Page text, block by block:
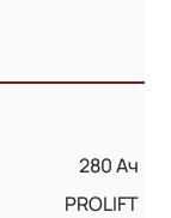
280 Ач
PROLIFT